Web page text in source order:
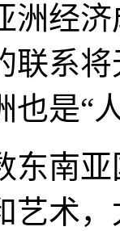
洲经
联系
也是“
东南
艺术